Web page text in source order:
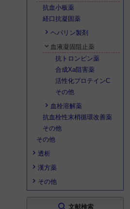
抗血小板薬
経口抗凝固薬
ヘパリン製剤
血液凝固阻止薬
抗トロンビン薬
合成Xa阻害薬
活性化プロテインC
その他
血栓溶解薬
抗血栓性末梢循環改善薬
その他
その他
透析
漢方薬
その他
文献検索